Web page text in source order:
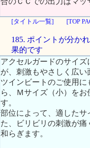
[タイトル一覧] [TOP
185. ポイントが分か
果的です
アクセルガードのサイ
が、刺激もやさしく広い
ツインビートのご使用
ら、Ｍサイズ（小）を
す。
部位によって、適したサ
た、ビリビリの刺激が
和らぎます。